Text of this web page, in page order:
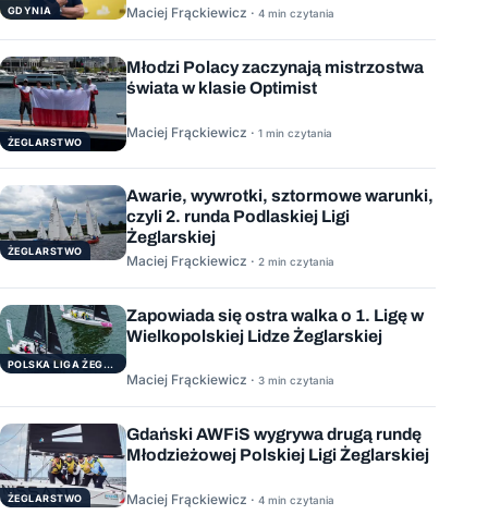
GDYNIA Maciej Frąckiewicz · 4 min czytania
ŻEGLARSTWO
Młodzi Polacy zaczynają mistrzostwa
świata w klasie Optimist
Maciej Frąckiewicz · 1 min czytania
ŻEGLARSTWO
Awarie, wywrotki, sztormowe warunki,
czyli 2. runda Podlaskiej Ligi
Żeglarskiej
Maciej Frąckiewicz · 2 min czytania
POLSKA LIGA ŻEGLARSKA
Zapowiada się ostra walka o 1. Ligę w
Wielkopolskiej Lidze Żeglarskiej
Maciej Frąckiewicz · 3 min czytania
ŻEGLARSTWO
Gdański AWFiS wygrywa drugą rundę
Młodzieżowej Polskiej Ligi Żeglarskiej
Maciej Frąckiewicz · 4 min czytania